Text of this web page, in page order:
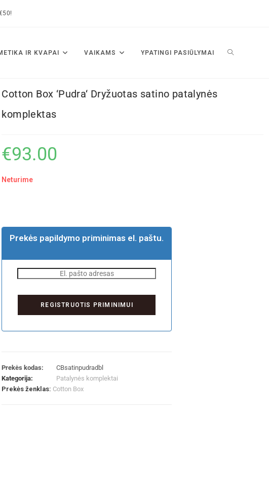
IR KVAPAI VAIKAMS YPATINGI PASIŪLYMAI
Cotton Box ‘Pudra‘ Dryžuotas satino patalynės
komplektas
€93.00
Neturime
Prekės papildymo priminimas el. paštu.
Prekės kodas:
CBsatinpudradbl
Kategorija:
Patalynės komplektai
Prekės ženklas: Cotton Box